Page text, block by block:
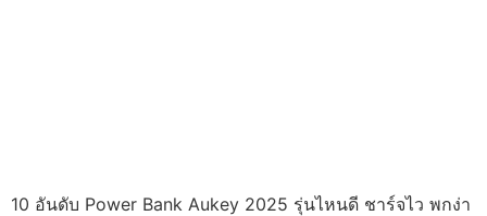
10 อันดับ Power Bank Aukey 2025 รุ่นไหนดี ชาร์จไว พกง่า